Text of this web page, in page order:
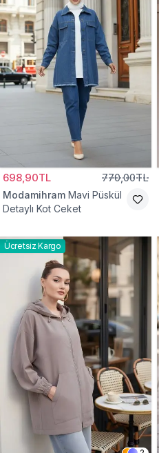
698,90TL 770,00TL
Modamihram Mavi Püskül
Detaylı Kot Ceket
Ücretsiz Kargo